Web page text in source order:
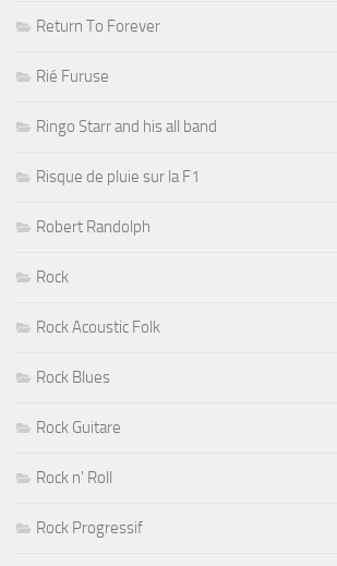
Return To Forever
Rié Furuse
Ringo Starr and his all band
Risque de pluie sur la F1
Robert Randolph
Rock
Rock Acoustic Folk
Rock Blues
Rock Guitare
Rock n' Roll
Rock Progressif